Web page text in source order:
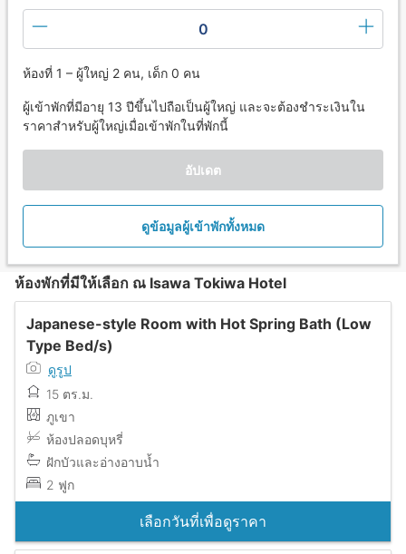
0
ห้องที่ 1 – ผู้ใหญ่ 2 คน, เด็ก 0 คน
ผู้เข้าพักที่มีอายุ 13 ปีขึ้นไปถือเป็นผู้ใหญ่ และจะต้องชำระเงินใน
ราคาสำหรับผู้ใหญ่เมื่อเข้าพักในที่พักนี้
อัปเดต
ดูข้อมูลผู้เข้าพักทั้งหมด
ห้องพักที่มีให้เลือก ณ Isawa Tokiwa Hotel
Japanese-style Room with Hot Spring Bath (Low
Type Bed/s)
ดูรูป
15 ตร.ม.
ภูเขา
ห้องปลอดบุหรี่
ฝักบัวและอ่างอาบน้ำ
2 ฟูก
เลือกวันที่เพื่อดูราคา